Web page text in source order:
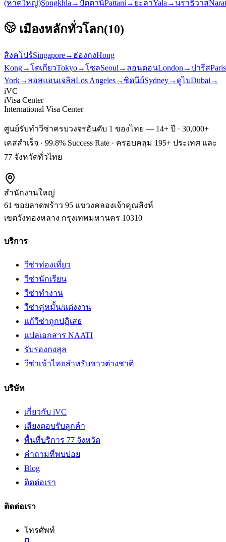
(หาดใหญ่)Songkhla →ปัตตานีPattani → ยะลาYala → นราธิวาส
เมืองหลักทั่วโลก(10)
สิงคโปร์Singapore→ ฮ่องกงHong
Kong→โตเกียวTokyo→โซลSeoul → ลอนดอนLondon →ปารีสParis
York→ ลอสแอนเจลิสLos Angeles→ซิดนีย์Sydney→ ดูไบDubai →
iVC
iVisa Center
International Visa Center
ศูนย์รับทำวีซ่าครบวงจรอันดับ 1 ของไทย — 14+ ปี · 30,000+
เคสสำเร็จ · 99.8% Success Rate · ครอบคลุม 195+ ประเทศ และ
77 จังหวัดทั่วไทย
สำนักงานใหญ่
61 ซอยลาดพร้าว 95 แขวงคลองเจ้าคุณสิงห์
เขตวังทองหลาง กรุงเทพมหานคร 10310
บริการ
วีซ่าท่องเที่ยว
วีซ่านักเรียน
วีซ่าทำงาน
วีซ่าคู่หมั้น/แต่งงาน
แก้วีซ่าถูกปฏิเสธ
แปลเอกสาร NAATI
รับรองกงสุล
วีซ่าเข้าไทยสำหรับชาวต่างชาติ
บริษัท
เกี่ยวกับ iVC
เสียงตอบรับลูกค้า
พื้นที่บริการ 77 จังหวัด
คำถามที่พบบ่อย
Blog
ติดต่อเรา
ติดต่อเรา
โทรศัพท์